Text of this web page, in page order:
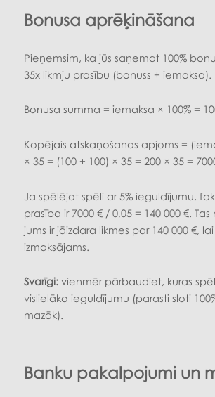
Bonusa aprēķināšana
Pieņemsim, ka jūs saņemat 100%
35x likmju prasību (bonuss + iemaksa).
Bonusa summa = iemaksa × 100% =
Kopējais atskaņošanas apjoms =
× 35 = (100 + 100) × 35 = 200 × 35 =
Ja spēlējat spēli ar 5% ieguldījumu,
prasība ir 7000 € / 0,05 = 140 000 €.
jums ir jāizdara likmes par 140 000 €,
izmaksājams.
Svarīgi: vienmēr pārbaudiet, kuras
vislielāko ieguldījumu (parasti sloti
mazāk).
Banku pakalpojumi un